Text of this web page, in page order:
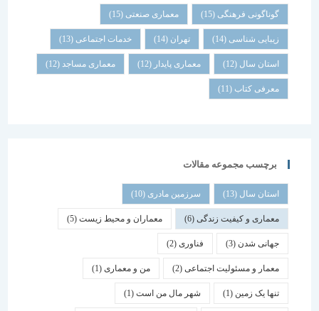
گوناگونی فرهنگی (15) معماری صنعتی(15)
زیبایی شناسی (14) تهران خدمات اجتماعی (13)
استان سال(12) معماری پایدار (12) معماری مساجد(12)
معرفی کتاب(11)
برچسب مجموعه مقالات
استان سال(13) سرزمین مادری(10)
معماری و کیفیت زندگی(6) معماران و محیط زیست(5)
جهانی شدن(3) فناوری (2)
معمار و مسئولیت اجتماعی (2) من و معماری (1)
تنها یک زمین(1) شهر مال من است(1)